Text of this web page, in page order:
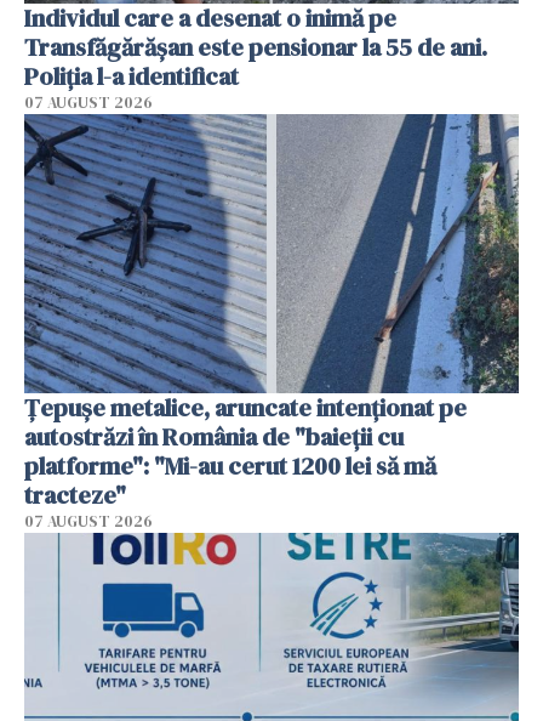
Individul care a desenat o inimă pe
Transfăgărășan este pensionar la 55 de ani.
Poliția l-a identificat
07 AUGUST 2026
Țepușe metalice, aruncate intenționat pe
autostrăzi în România de "baieții cu
platforme": "Mi-au cerut 1200 lei să mă
tracteze"
07 AUGUST 2026